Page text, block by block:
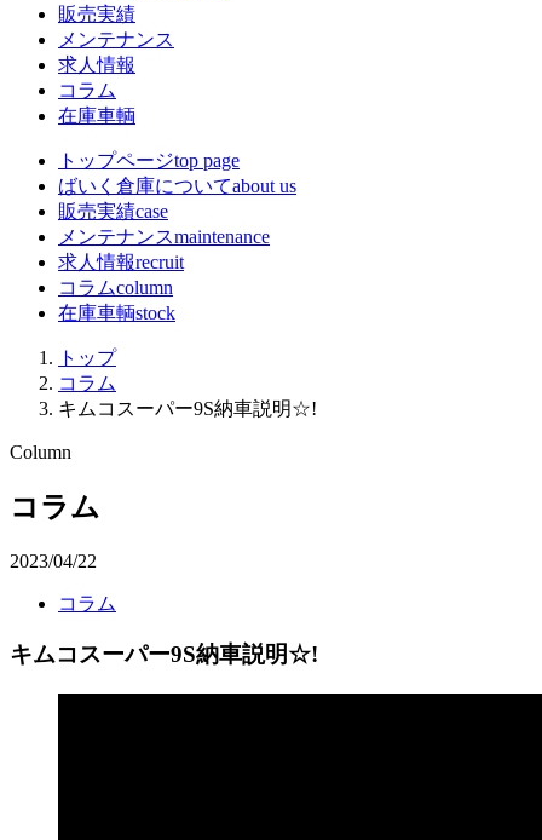
販売実績
メンテナンス
求人情報
コラム
在庫車輌
トップページtop page
ばいく倉庫についてabout us
販売実績case
メンテナンスmaintenance
求人情報recruit
コラムcolumn
在庫車輌stock
トップ
コラム
キムコスーパー9S納車説明☆!
Column
コラム
2023/04/22
コラム
キムコスーパー9S納車説明☆!